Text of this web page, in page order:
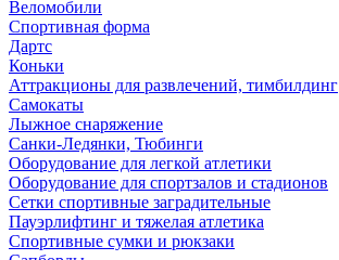
Веломобили
Спортивная форма
Дартс
Коньки
Аттракционы для развлечений, тимбилдинг
Самокаты
Лыжное снаряжение
Санки-Ледянки, Тюбинги
Оборудование для легкой атлетики
Оборудование для спортзалов и стадионов
Сетки спортивные заградительные
Пауэрлифтинг и тяжелая атлетика
Спортивные сумки и рюкзаки